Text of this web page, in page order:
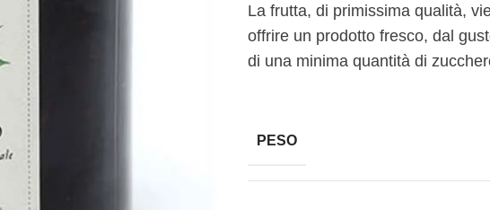
La frutta, di primissima qualità,
offrire un prodotto fresco, dal
di una minima quantità di
PESO